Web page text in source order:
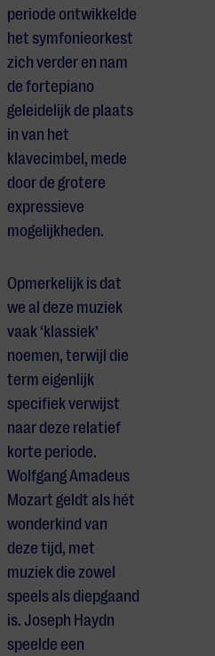
periode ontwikkelde
het symfonieorkest
zich verder en nam
de fortepiano
geleidelijk de plaats
in van het
klavecimbel, mede
door de grotere
expressieve
mogelijkheden.
Opmerkelijk is dat
we al deze muziek
vaak ‘klassiek’
noemen, terwijl die
term eigenlijk
specifiek verwijst
naar deze relatief
korte periode.
Wolfgang Amadeus
Mozart geldt als hét
wonderkind van
deze tijd, met
muziek die zowel
speels als diepgaand
is. Joseph Haydn
speelde een